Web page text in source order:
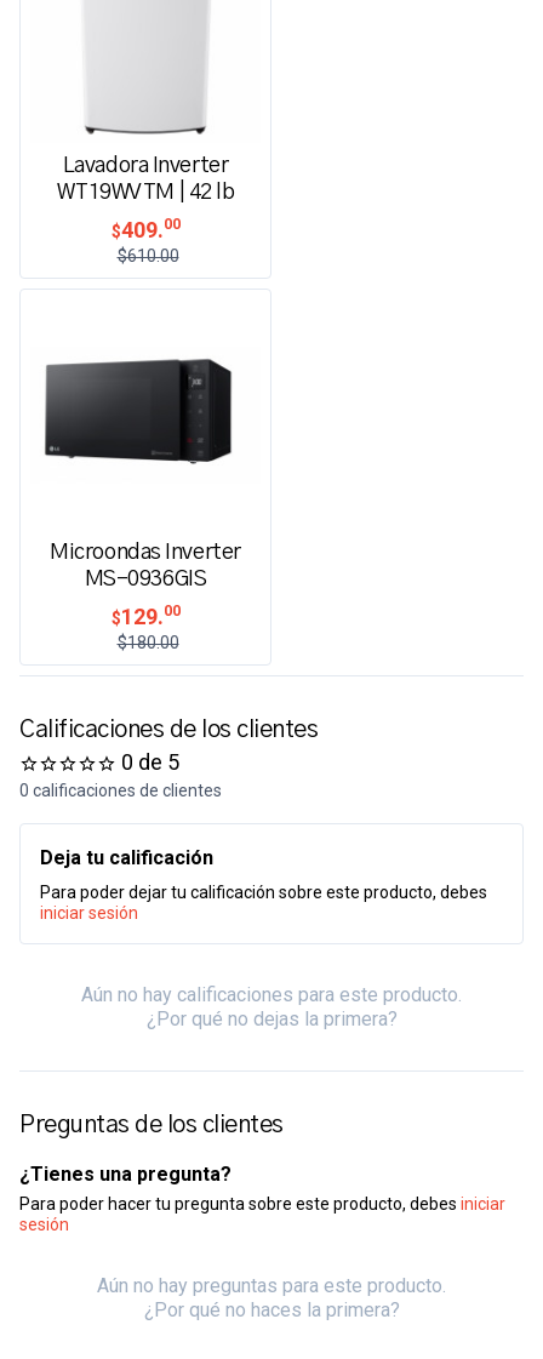
Lavadora Inverter
WT19WVTM | 42 lb
$409.00
$610.00
Microondas Inverter
MS-0936GIS
$129.00
$180.00
Calificaciones de los clientes
0 de 5
0 calificaciones de clientes
Deja tu calificación
Para poder dejar tu calificación sobre este producto, debes
iniciar sesión
Aún no hay calificaciones para este producto.
¿Por qué no dejas la primera?
Preguntas de los clientes
¿Tienes una pregunta?
Para poder hacer tu pregunta sobre este producto, debes iniciar
sesión
Aún no hay preguntas para este producto.
¿Por qué no haces la primera?